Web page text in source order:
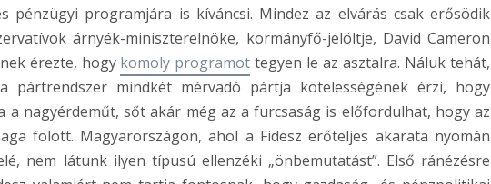
pénzügyi programjára is kíváncsi. Mindez az elvárás csak erősödik
árnyék-miniszterelnöke, kormányfő-jelöltje, David Cameron
érezte, hogy komoly programot tegyen le az asztalra. Náluk tehát,
pártrendszer mindkét mérvadó pártja kötelességének érzi, hogy
a nagyérdeműt, sőt akár még az a furcsaság is előfordulhat, hogy az
fölött. Magyarországon, ahol a Fidesz erőteljes akarata nyomán
nem látunk ilyen típusú ellenzéki „önbemutatást”. Első ránézésre